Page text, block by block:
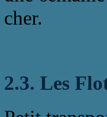
cher.
2.3. Les